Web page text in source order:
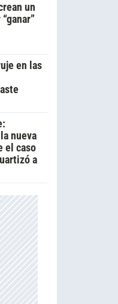
un
en las
nueva
el caso
a